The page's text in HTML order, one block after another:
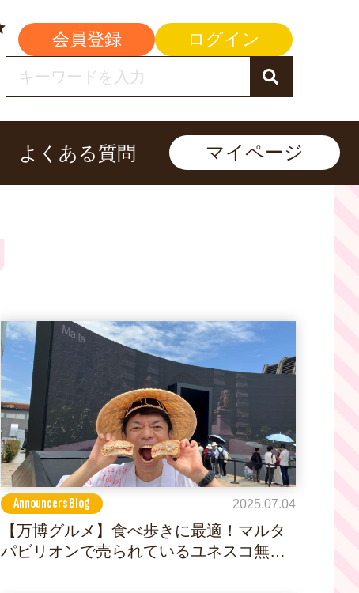
会員登録 ログイン
よくある質問 マイページ
Announcers Blog 2025.07.04
【万博グルメ】食べ歩きに最適！マルタ
パビリオンで売られているユネスコ無形